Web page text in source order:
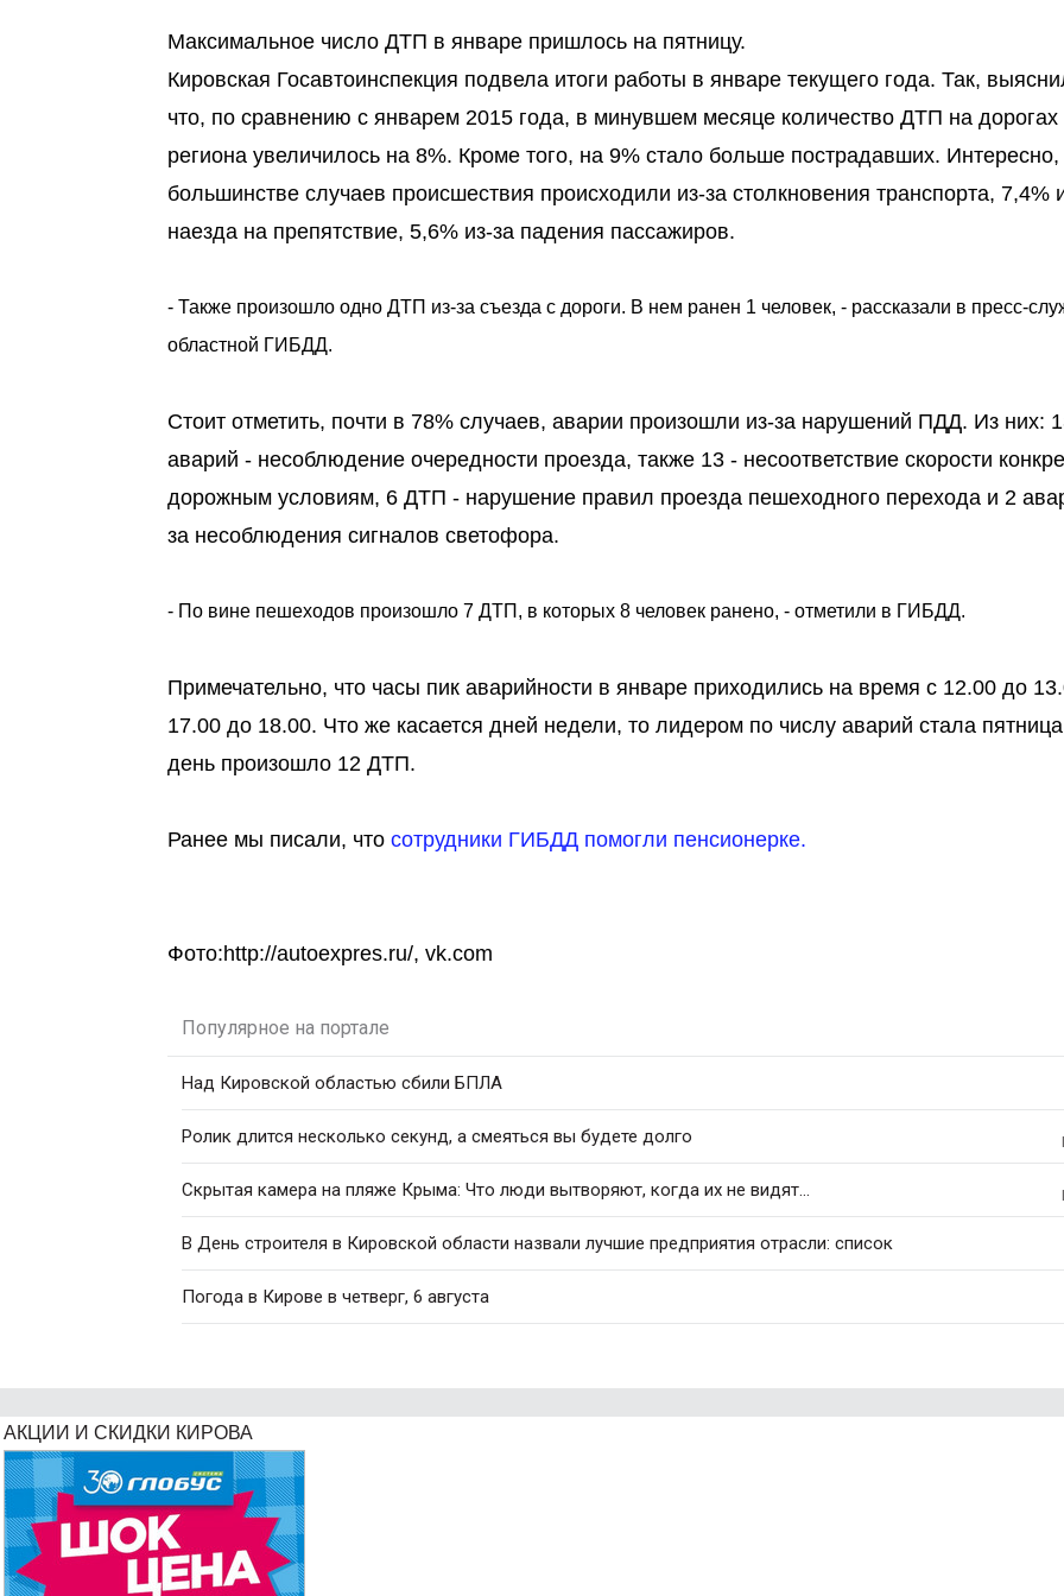
Максимальное число ДТП в январе пришлось на пятницу.
Кировская Госавтоинспекция подвела итоги работы в январе текущего года. Так,
что, по сравнению с январем 2015 года, в минувшем месяце количество ДТП на дорогах
региона увеличилось на 8%. Кроме того, на 9% стало больше пострадавших. Интересно,
большинстве случаев происшествия происходили из-за столкновения транспорта, 7,4%
наезда на препятствие, 5,6% из-за падения пассажиров.
- Также произошло одно ДТП из-за съезда с дороги. В нем ранен 1 человек, - рассказали в пресс-
областной ГИБДД.
Стоит отметить, почти в 78% случаев, аварии произошли из-за нарушений ПДД. Из них:
аварий - несоблюдение очередности проезда, также 13 - несоответствие скорости
дорожным условиям, 6 ДТП - нарушение правил проезда пешеходного перехода и 2
за несоблюдения сигналов светофора.
- По вине пешеходов произошло 7 ДТП, в которых 8 человек ранено, - отметили в ГИБДД.
Примечательно, что часы пик аварийности в январе приходились на время с 12.00 до
17.00 до 18.00. Что же касается дней недели, то лидером по числу аварий стала
день произошло 12 ДТП.
Ранее мы писали, что сотрудники ГИБДД помогли пенсионерке.
Фото:http://autoexpres.ru/, vk.com
Популярное на портале
Над Кировской областью сбили БПЛА
Ролик длится несколько секунд, а смеяться вы будете долго
Скрытая камера на пляже Крыма: Что люди вытворяют, когда их не видят...
В День строителя в Кировской области назвали лучшие предприятия отрасли: список
Погода в Кирове в четверг, 6 августа
АКЦИИ И СКИДКИ КИРОВА